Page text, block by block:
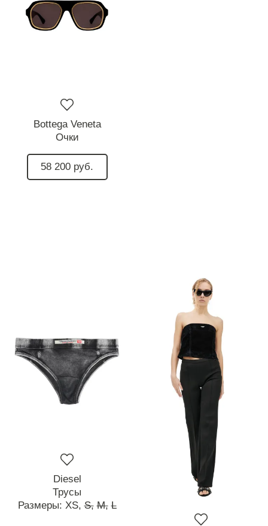
Bottega Veneta
Очки
58 200 руб.
Diesel
Трусы
Размеры: XS, S, M, L